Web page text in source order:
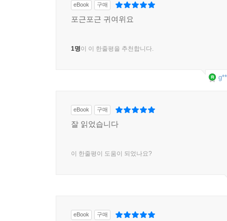
eBook 구매
포근포근 귀여위요
1명이 이 한줄평을 추천합니다.
eBook 구매
잘 읽었습니다
이 한줄평이 도움이 되었나요?
eBook 구매